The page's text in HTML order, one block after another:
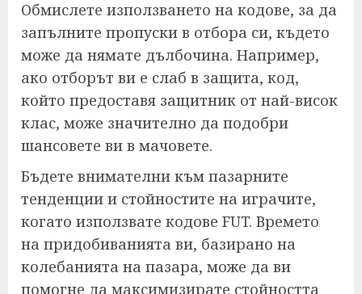
Обмислете използването на кодове, за да
запълните пропуски в отбора си, където
може да нямате дълбочина. Например,
ако отборът ви е слаб в защита, код,
който предоставя защитник от най-висок
клас, може значително да подобри
шансовете ви в мачовете.
Бъдете внимателни към пазарните
тенденции и стойностите на играчите,
когато използвате кодове FUT. Времето
на придобиванията ви, базирано на
колебанията на пазара, може да ви
помогне да максимизирате стойността